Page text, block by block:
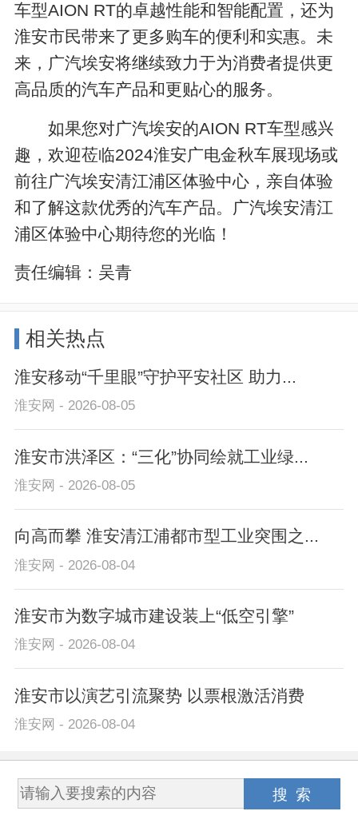
车型AION RT的卓越性能和智能配置，还为
淮安市民带来了更多购车的便利和实惠。未
来，广汽埃安将继续致力于为消费者提供更
高品质的汽车产品和更贴心的服务。
如果您对广汽埃安的AION RT车型感兴
趣，欢迎莅临2024淮安广电金秋车展现场或
前往广汽埃安清江浦区体验中心，亲自体验
和了解这款优秀的汽车产品。广汽埃安清江
浦区体验中心期待您的光临！
责任编辑： 吴青
相关热点
淮安移动“千里眼”守护平安社区 助力...
淮安网 - 2026-08-05
淮安市洪泽区：“三化”协同绘就工业绿...
淮安网 - 2026-08-05
向高而攀 淮安清江浦都市型工业突围之...
淮安网 - 2026-08-04
淮安市为数字城市建设装上“低空引擎”
淮安网 - 2026-08-04
淮安市以演艺引流聚势 以票根激活消费
淮安网 - 2026-08-04